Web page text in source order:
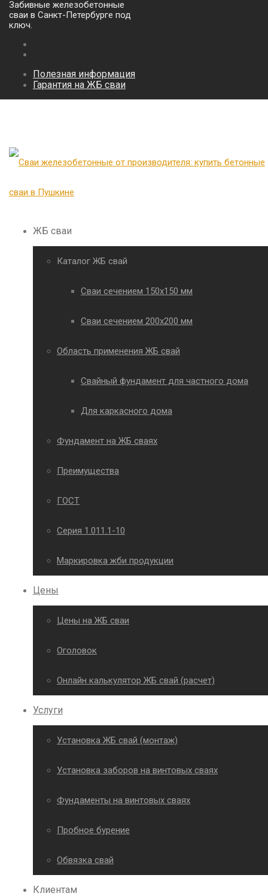
Забивные железобетонные
сваи в Санкт-Петербурге под
ключ.
Полезная информация
Гарантия на ЖБ сваи
ЖБ сваи
Каталог ЖБ свай
Сваи сечением 150х150 мм
Сваи сечением 200х200 мм
Область применения ЖБ свай
Свайный фундамент для частного дома
Для каркасного дома
Фундамент на ЖБ сваях
Преимущества
ГОСТ
Серия 1.011.1-10
Маркировка жби продукции
Цены
Цены на ЖБ сваи
Оголовок
Онлайн калькулятор ЖБ свай (расчет)
Услуги
Установка ЖБ свай (монтаж)
Установка заборов на винтовых сваях
Фундаменты на винтовых сваях
Пробное бурение
Обвязка свай
Клиентам